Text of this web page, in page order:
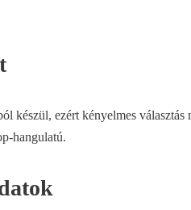
készül, ezért kényelmes
hangulatú.